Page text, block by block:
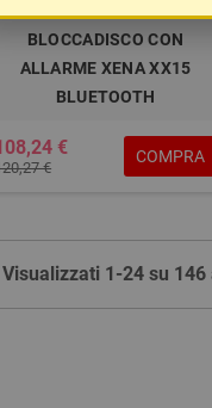
BLOCCADISCO CON
ALLARME XENA XX15
BLUETOOTH
€
€
COMPRA
Visualizzati 1-24 su